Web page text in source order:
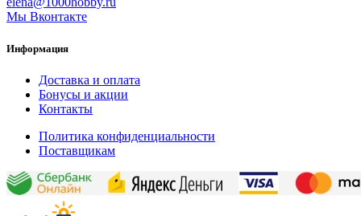
Мы Вконтакте
Информация
Доставка и оплата
Бонусы и акции
Контакты
Политика конфиденциальности
Поставщикам